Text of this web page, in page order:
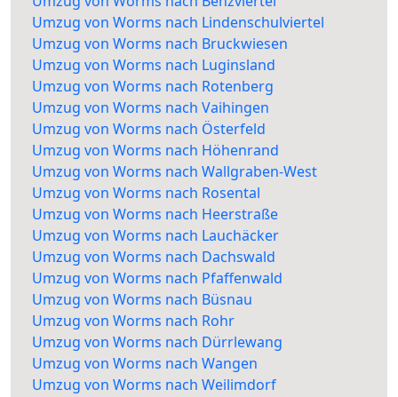
Umzug von Worms nach Lindenschulviertel
Umzug von Worms nach Bruckwiesen
Umzug von Worms nach Luginsland
Umzug von Worms nach Rotenberg
Umzug von Worms nach Vaihingen
Umzug von Worms nach Österfeld
Umzug von Worms nach Höhenrand
Umzug von Worms nach Wallgraben-West
Umzug von Worms nach Rosental
Umzug von Worms nach Heerstraße
Umzug von Worms nach Lauchäcker
Umzug von Worms nach Dachswald
Umzug von Worms nach Pfaffenwald
Umzug von Worms nach Büsnau
Umzug von Worms nach Rohr
Umzug von Worms nach Dürrlewang
Umzug von Worms nach Wangen
Umzug von Worms nach Weilimdorf